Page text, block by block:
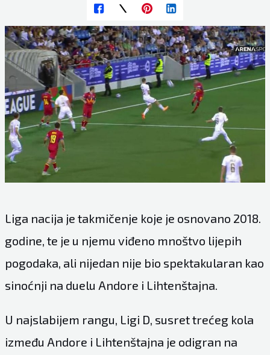
Liga nacija je takmičenje koje je osnovano 2018.
godine, te je u njemu viđeno mnoštvo lijepih
pogodaka, ali nijedan nije bio spektakularan kao
sinoćnji na duelu Andore i Lihtenštajna.
U najslabijem rangu, Ligi D, susret trećeg kola
između Andore i Lihtenštajna je odigran na